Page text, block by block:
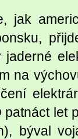
jak
na
patnáct let
býval